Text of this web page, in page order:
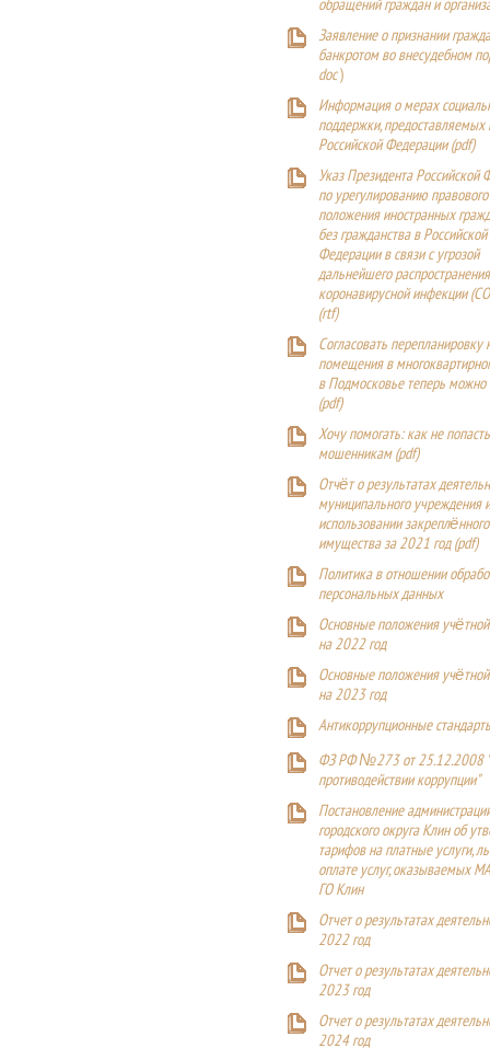
обращений граждан и
Заявление о признании
банкротом во внесудебном
doc)
Информация о мерах
поддержки,
Российской Федерации (pdf)
Указ Президента Российской
по урегулированию правового
положения иностранных
без гражданства в Российской
Федерации в связи с угрозой
дальнейшего
коронавирусной инфекции
(rtf)
Согласовать перепланировку
помещения в
в Подмосковье теперь можно
(pdf)
Хочу помогать: как не
мошенникам (pdf)
Отчёт о результатах
муниципального учреждения
использовании
имущества за 2021 год (pdf)
Политика в отношении
персональных данных
Основные положения
на 2022 год
Основные положения
на 2023 год
Антикоррупционные
ФЗ РФ №273 от 25.12.2008
противодействии коррупции"
Постановление
городского округа Клин об
тарифов на платные услуги,
оплате услуг, оказываемых
ГО Клин
Отчет о результатах
2022 год
Отчет о результатах
2023 год
Отчет о результатах
2024 год